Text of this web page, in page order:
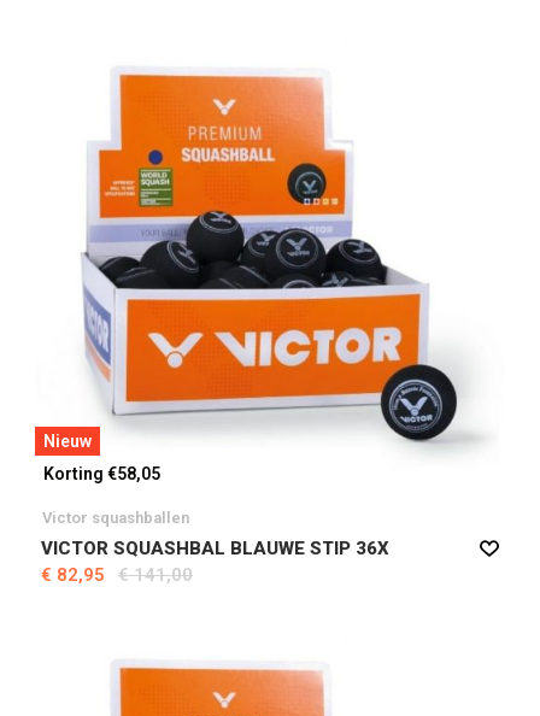
Nieuw
Korting €58,05
Victor squashballen
VICTOR SQUASHBAL BLAUWE STIP 36X
€ 82,95
€ 141,00